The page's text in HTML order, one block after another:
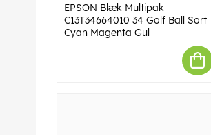
EPSON Blæk Multipak
C13T34664010 34 Golf Ball Sort
Cyan Magenta Gul